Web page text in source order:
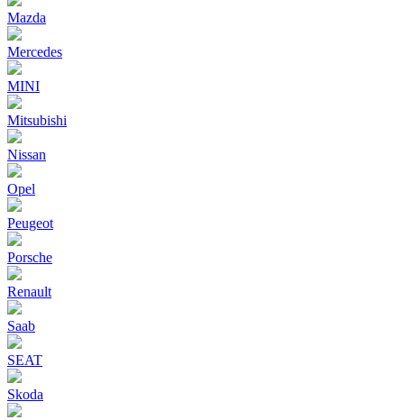
Mazda
Mercedes
MINI
Mitsubishi
Nissan
Opel
Peugeot
Porsche
Renault
Saab
SEAT
Skoda